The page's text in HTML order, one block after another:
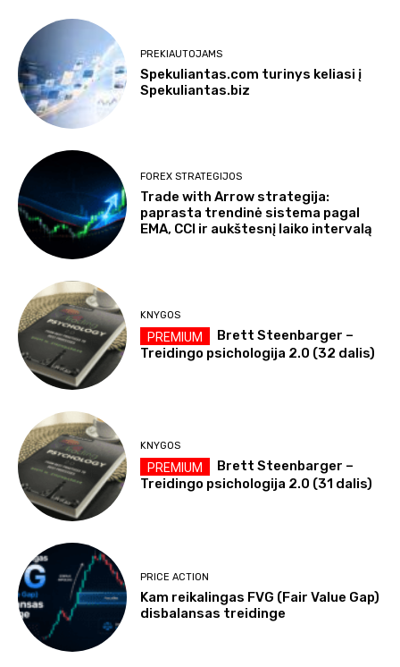
PREKIAUTOJAMS
Spekuliantas.com turinys keliasi į
Spekuliantas.biz
FOREX STRATEGIJOS
Trade with Arrow strategija:
paprasta trendinė sistema pagal
EMA, CCI ir aukštesnį laiko intervalą
KNYGOS
Brett Steenbarger –
Treidingo psichologija 2.0 (32 dalis)
KNYGOS
Brett Steenbarger –
Treidingo psichologija 2.0 (31 dalis)
PRICE ACTION
Kam reikalingas FVG (Fair Value Gap)
disbalansas treidinge